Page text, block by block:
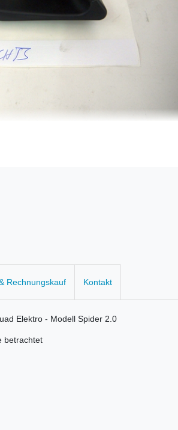
Rechnungskauf Kontakt
Elektro - Modell Spider 2.0
betrachtet